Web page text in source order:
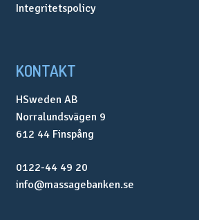
Integritetspolicy
KONTAKT
HSweden AB
Norralundsvägen 9
612 44 Finspång
0122-44 49 20
info@massagebanken.se